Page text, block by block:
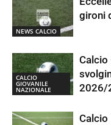
NEWS CALCIO
gironi
CALCIO
GIOVANILE
NAZIONALE
Calcio
2026/
Calcio